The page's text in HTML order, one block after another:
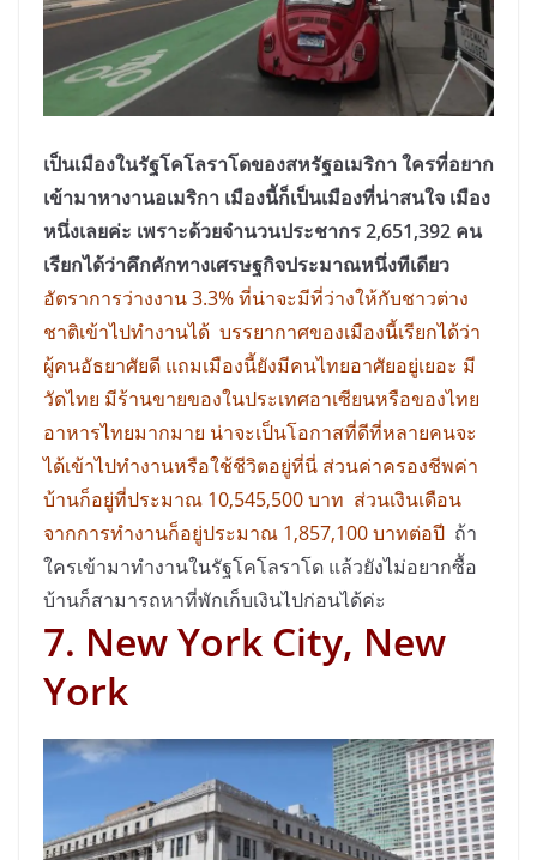
เป็นเมืองในรัฐโคโลราโดของสหรัฐอเมริกา ใครที่อยาก
เข้ามาหางานอเมริกา เมืองนี้ก็เป็นเมืองที่น่าสนใจ เมือง
หนึ่งเลยค่ะ เพราะด้วยจำนวนประชากร 2,651,392 คน
เรียกได้ว่าคึกคักทางเศรษฐกิจประมาณหนึ่งทีเดียว
อัตราการว่างงาน 3.3% ที่น่าจะมีที่ว่างให้กับชาวต่าง
ชาติเข้าไปทำงานได้ บรรยากาศของเมืองนี้เรียกได้ว่า
ผู้คนอัธยาศัยดี แถมเมืองนี้ยังมีคนไทยอาศัยอยู่เยอะ มี
วัดไทย มีร้านขายของในประเทศอาเซียนหรือของไทย
อาหารไทยมากมาย น่าจะเป็นโอกาสที่ดีที่หลายคนจะ
ได้เข้าไปทำงานหรือใช้ชีวิตอยู่ที่นี่ ส่วนค่าครองชีพค่า
บ้านก็อยู่ที่ประมาณ 10,545,500 บาท ส่วนเงินเดือน
จากการทำงานก็อยู่ประมาณ 1,857,100 บาทต่อปี ถ้า
ใครเข้ามาทำงานในรัฐโคโลราโด แล้วยังไม่อยากซื้อ
บ้านก็สามารถหาที่พักเก็บเงินไปก่อนได้ค่ะ
7. New York City, New
York